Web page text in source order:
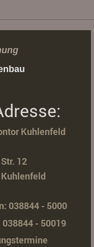
Kuhlenfeld
12
038844 - 5000
- 50019